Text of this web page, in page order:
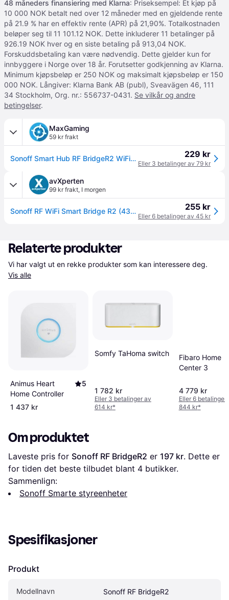
48 måneders finansiering med Klarna: Priseksempel: Et kjøp på
10 000 NOK betalt ned over 12 måneder med en gjeldende rente
på 21.9 % har en effektiv rente (APR) på 21,90%. Totalkostnaden
beløper seg til 11 101.12 NOK. Dette inkluderer 11 betalinger på
926.19 NOK hver og en siste betaling på 913,04 NOK.
Forskuddsbetaling kan være nødvendig. Dette gjelder kun for
innbyggere i Norge over 18 år. Forutsetter godkjenning av Klarna.
Minimum kjøpsbeløp er 250 NOK og maksimalt kjøpsbeløp er 150
000 NOK. Långiver: Klarna Bank AB (publ), Sveavägen 46, 111
34 Stockholm, Org. nr.: 556737-0431. Se vilkår og andre
betingelser.
MaxGaming
59 kr frakt
Sonoff Smart Hub RF BridgeR2 WiFi/RF 433MHz 229 kr
Eller 3 betalinger av 79 kr
avXperten
99 kr frakt, I morgen
Sonoff RF WiFi Smart Bridge R2 (433MHz) 255 kr
Eller 6 betalinger av 45 kr
Relaterte produkter
Vis alle
Animus Heart
Home Controller
5
1 437 kr
Somfy TaHoma switch
1 782 kr
Eller 3 betalinger av
614 kr*
Fibaro Home
Center 3
4 779 kr
Eller 6 betalinger
844 kr*
Om produktet
Laveste pris for Sonoff RF BridgeR2 er 197 kr. Dette er
for tiden det beste tilbudet blant 4 butikker.
Sammenlign:
Sonoff Smarte styreenheter
Spesifikasjoner
Produkt
Modellnavn Sonoff RF BridgeR2